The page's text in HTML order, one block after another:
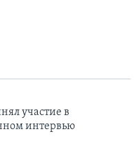
участие в
интервью